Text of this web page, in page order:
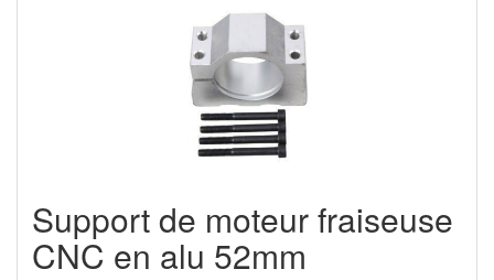
Support de moteur fraiseuse
CNC en alu 52mm